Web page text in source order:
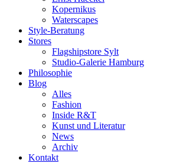
Kopernikus
Waterscapes
Style-Beratung
Stores
Flagshipstore Sylt
Studio-Galerie Hamburg
Philosophie
Blog
Alles
Fashion
Inside R&T
Kunst und Literatur
News
Archiv
Kontakt